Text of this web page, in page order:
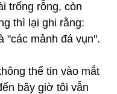
trống rỗng, còn
thì lại ghi rằng:
"các mảnh đá vụn".
thể tin vào mắt
bây giờ tôi vẫn